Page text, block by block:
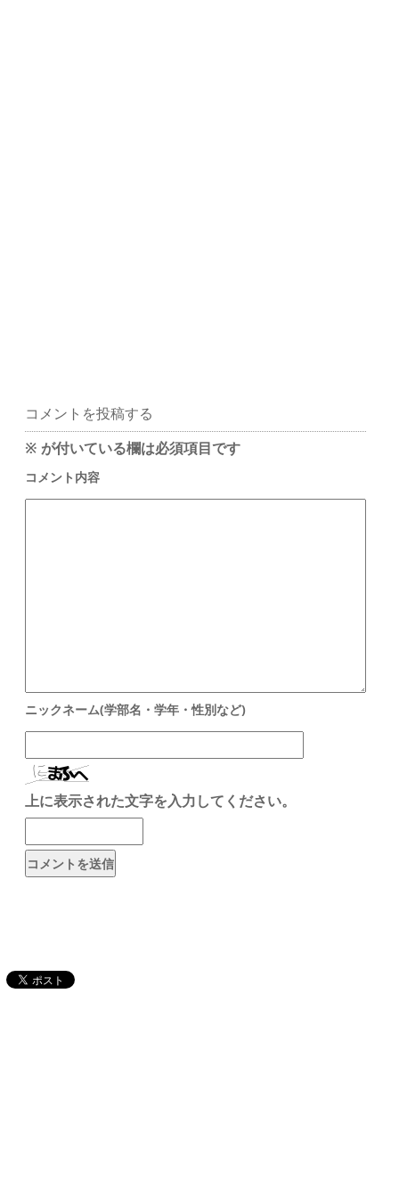
コメントを投稿する
※ が付いている欄は必須項目です
上に表示された文字を入力してください。